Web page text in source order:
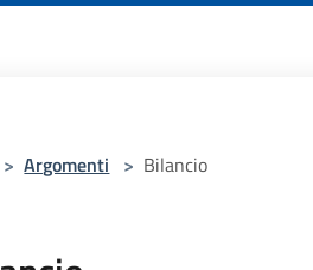
> Argomenti > Bilancio